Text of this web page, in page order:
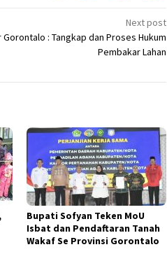
Next post
Gorontalo : Tangkap dan Proses Hukum
Pembakar Lahan
Bupati Sofyan Teken MoU
Isbat dan Pendaftaran Tanah
Wakaf Se Provinsi Gorontalo